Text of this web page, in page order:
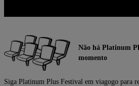
Não há Platinum
momento
Siga Platinum Plus Festival em viagogo para